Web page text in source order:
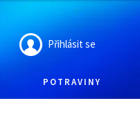
Přihlásit se
POTRAVINY